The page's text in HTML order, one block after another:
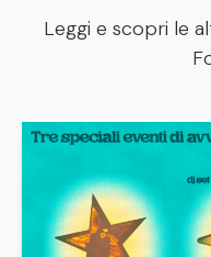
Leggi e scopri le